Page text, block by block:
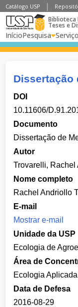
Catálogo USP
Teses e
InícioPesquisa
Dissertação
DOI
10.11606/
Documento
Dissertação de
Autor
Trovarelli, Rachel
Nome completo
Rachel Andriollo
E-mail
Mostrar e-mail
Unidade da USP
Ecologia de
Área de
Ecologia Aplicada
Data de Defesa
2016-08-29